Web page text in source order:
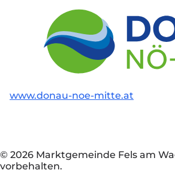
www.donau-noe-mitte.at
© 2026 Marktgemeinde Fels am
vorbehalten.